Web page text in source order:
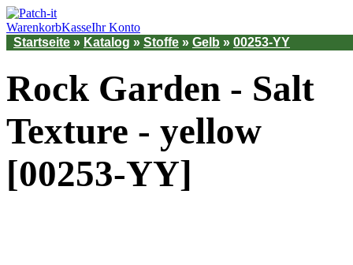
WarenkorbKasseIhr Konto
Startseite » Katalog » Stoffe » Gelb » 00253-YY
Rock Garden - Salt
Texture - yellow
[00253-YY]